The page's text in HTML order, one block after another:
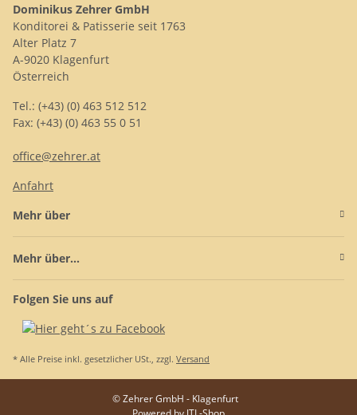
Dominikus Zehrer GmbH
Konditorei & Patisserie seit 1763
Alter Platz 7
A-9020 Klagenfurt
Österreich
Tel.: (+43) (0) 463 512 512
Fax: (+43) (0) 463 55 0 51
office@zehrer.at
Anfahrt
Mehr über
Mehr über...
Folgen Sie uns auf
* Alle Preise inkl. gesetzlicher USt., zzgl. Versand
© Zehrer GmbH - Klagenfurt